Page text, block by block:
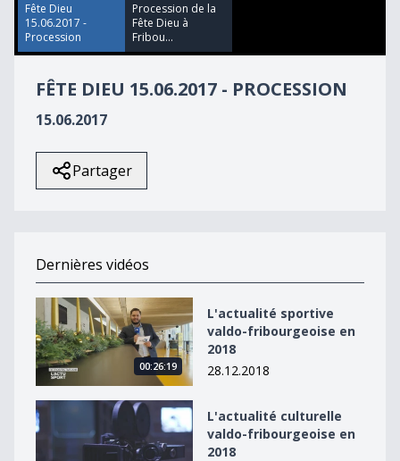
51
seconds
Fête Dieu
15.06.2017 -
Procession
Procession de la
Fête Dieu à
Fribou...
FÊTE DIEU 15.06.2017 - PROCESSION
15.06.2017
Partager
Dernières vidéos
L&#039;actualité sportive valdo-fribourgeoise en 2018
00:26:19
L'actualité sportive
valdo-fribourgeoise en
2018
28.12.2018
L&#039;actualité culturelle valdo-fribourgeoise en
L'actualité culturelle
valdo-fribourgeoise en
2018